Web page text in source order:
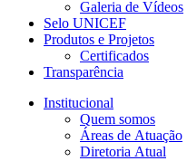
Galeria de Vídeos
Selo UNICEF
Produtos e Projetos
Certificados
Transparência
Institucional
Quem somos
Áreas de Atuação
Diretoria Atual